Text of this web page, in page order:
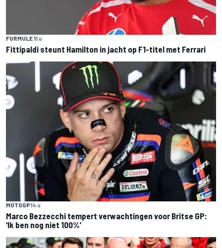
FORMULE 11 u
Fittipaldi steunt Hamilton in jacht op F1-titel met Ferrari
MOTOGP14 u
Marco Bezzecchi tempert verwachtingen voor Britse GP:
‘Ik ben nog niet 100%’